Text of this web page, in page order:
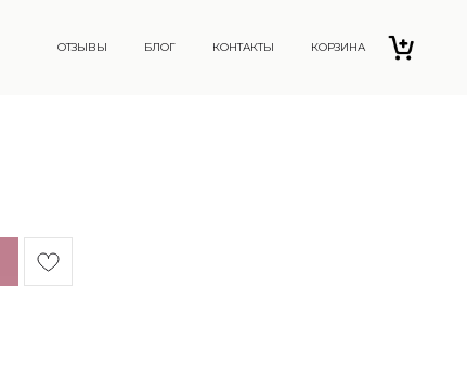
ОТЗЫВЫ БЛОГ КОНТАКТЫ КОРЗИНА